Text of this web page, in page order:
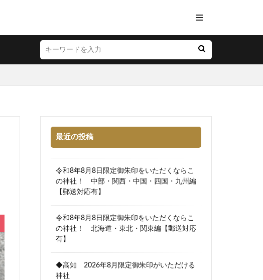
最近の投稿
令和8年8月8日限定御朱印をいただくならこ
の神社！ 中部・関西・中国・四国・九州編
【郵送対応有】
令和8年8月8日限定御朱印をいただくならこ
の神社！ 北海道・東北・関東編【郵送対応
有】
◆高知 2026年8月限定御朱印がいただける
神社